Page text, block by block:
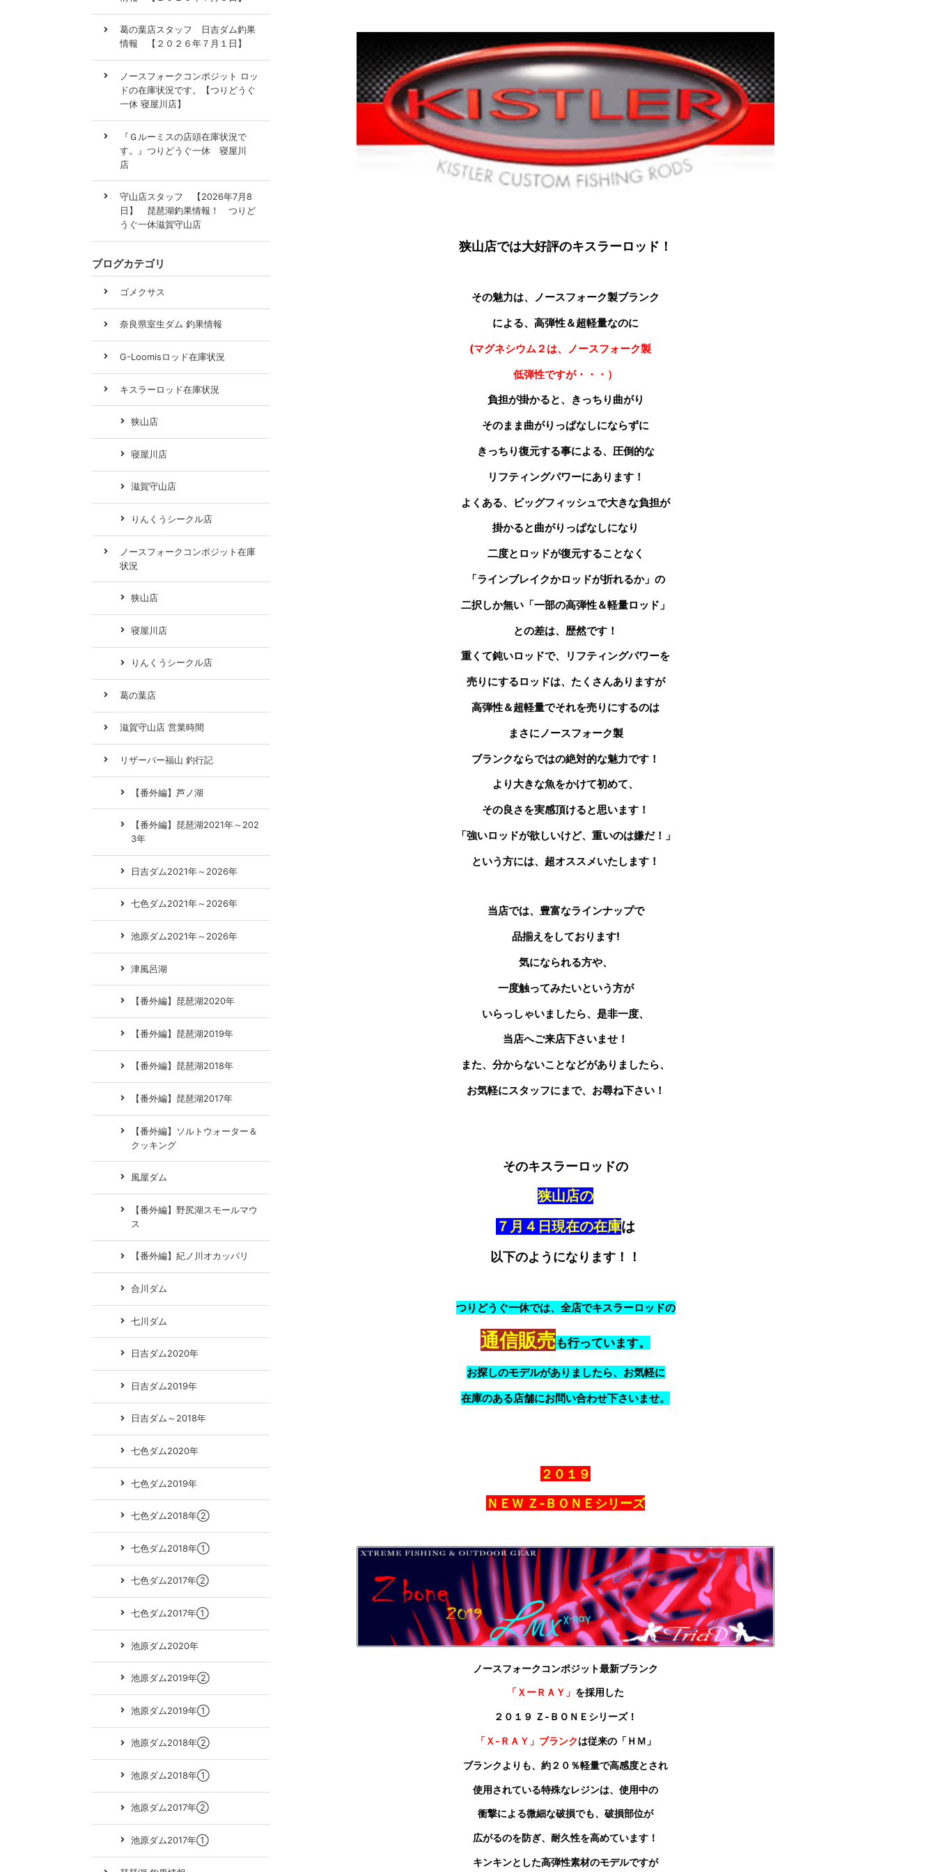
狭山店では大好評のキスラーロッド！
その魅力は、ノースフォーク製ブランク
による、高弾性＆超軽量なのに
(マグネシウム２は、
ノースフォーク製
低弾性ですが・・・）
負担が掛かると、きっちり曲がり
そのまま曲がりっぱなしにならずに
きっちり復元する事による、圧倒的な
リフティングパワーにあります！
よくある、ビッグフィッシュで大きな負担が
掛かると曲がりっぱなしになり
二度とロッドが復元することなく
「ラインブレイクかロッドが折れるか」の
二択しか無い「一部の高弾性＆軽量ロッド」
との差は、歴然です！
重くて鈍いロッドで、リフティングパワーを
売りにするロッドは、たくさんありますが
高弾性＆超軽量でそれを売りにするのは
まさにノースフォーク製
ブランクならではの絶対的な魅力です！
より大きな魚をかけて初めて、
その良さを実感頂けると思います！
「強いロッドが欲しいけど、重いのは嫌だ！」
という方には、超オススメいたします！
当店では、豊富なラインナップで
品揃えをしております!
気になられる方や、
一度触ってみたいという方が
いらっしゃいましたら、是非一度、
当店へご来店下さいませ！
また、分からないことなどがありましたら、
お気軽にスタッフにまで、お尋ね下さい！
そのキスラーロッドの
狭山店の
７月４日現在の在庫は
以下のようになります！！
つりどうぐ一休では、全店でキスラーロッドの
通信販売も行っています。
お探しのモデルがありましたら、お気軽に
在庫のある店舗にお問い合わせ下さいませ。
２０１９
ＮＥＷ Ｚ‐ＢＯＮＥシリーズ
ノースフォークコンポジット最新ブランク
「ＸーＲＡＹ」 を採用した
２０１９ Ｚ‐ＢＯＮＥシリーズ！
「Ｘ‐ＲＡＹ」ブランクは従来の「ＨＭ」
ブランクよりも、約２０％軽量で高感度とされ
使用されている特殊なレジンは、使用中の
衝撃による微細な破損でも、破損部位が
広がるのを防ぎ、耐久性を高めています！
キンキンとした高弾性素材のモデルですが
葛の葉店スタッフ 日吉ダム釣果
情報 【２０２６年７月１日】
ノースフォークコンポジット ロッ
ドの在庫状況です。【つりどうぐ
一休 寝屋川店】
『Ｇルーミスの店頭在庫状況で
す。』つりどうぐ一休 寝屋川
店
守山店スタッフ 【2026年7月8
日】 琵琶湖釣果情報！ つりど
うぐ一休滋賀守山店
ブログカテゴリ
ゴメクサス
奈良県室生ダム 釣果情報
G-Loomisロッド在庫状況
キスラーロッド在庫状況
狭山店
寝屋川店
滋賀守山店
りんくうシークル店
ノースフォークコンポジット在庫
状況
狭山店
寝屋川店
りんくうシークル店
葛の葉店
滋賀守山店 営業時間
リザーバー福山 釣行記
【番外編】芦ノ湖
【番外編】琵琶湖2021年～202
3年
日吉ダム2021年～2026年
七色ダム2021年～2026年
池原ダム2021年～2026年
津風呂湖
【番外編】琵琶湖2020年
【番外編】琵琶湖2019年
【番外編】琵琶湖2018年
【番外編】琵琶湖2017年
【番外編】ソルトウォーター＆
クッキング
風屋ダム
【番外編】野尻湖スモールマウ
ス
【番外編】紀ノ川オカッパリ
合川ダム
七川ダム
日吉ダム2020年
日吉ダム2019年
日吉ダム～2018年
七色ダム2020年
七色ダム2019年
七色ダム2018年②
七色ダム2018年①
七色ダム2017年②
七色ダム2017年①
池原ダム2020年
池原ダム2019年②
池原ダム2019年①
池原ダム2018年②
池原ダム2018年①
池原ダム2017年②
池原ダム2017年①